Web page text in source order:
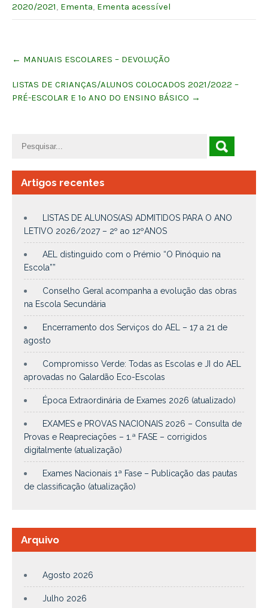
2020/2021, Ementa, Ementa acessível
navigation
← MANUAIS ESCOLARES – DEVOLUÇÃO
LISTAS DE CRIANÇAS/ALUNOS COLOCADOS 2021/2022 –
PRÉ-ESCOLAR E 1º ANO DO ENSINO BÁSICO →
Artigos recentes
LISTAS DE ALUNOS(AS) ADMITIDOS PARA O ANO
LETIVO 2026/2027 – 2º ao 12ºANOS
AEL distinguido com o Prémio “O Pinóquio na
Escola””
Conselho Geral acompanha a evolução das obras
na Escola Secundária
Encerramento dos Serviços do AEL – 17 a 21 de
agosto
Compromisso Verde: Todas as Escolas e JI do AEL
aprovadas no Galardão Eco-Escolas
Época Extraordinária de Exames 2026 (atualizado)
EXAMES e PROVAS NACIONAIS 2026 – Consulta de
Provas e Reapreciações – 1.ª FASE – corrigidos
digitalmente (atualização)
Exames Nacionais 1ª Fase – Publicação das pautas
de classificação (atualização)
Arquivo
Agosto 2026
Julho 2026